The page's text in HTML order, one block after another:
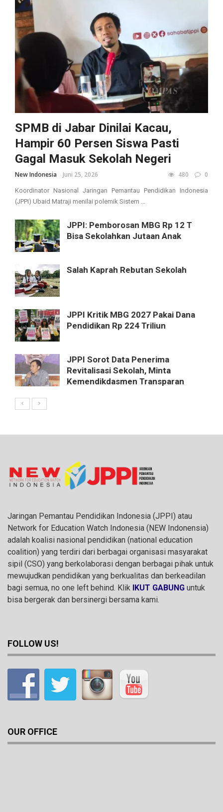
SPMB di Jabar Dinilai Kacau,
Hampir 60 Persen Siswa Pasti
Gagal Masuk Sekolah Negeri
New Indonesia Juni 25, 2026 480 0
Koordinator Nasional Jaringan Pemantau Pendidikan Indonesia
(JPPI) Ubaid Matraji menilai polemik Sistem ...
JPPI: Pemborosan MBG Rp 12 T
Bisa Sekolahkan Jutaan Anak
Salah Kaprah Rebutan Sekolah
JPPI Kritik MBG 2027 Pakai Dana
Pendidikan Rp 224 Triliun
JPPI Sorot Data Penerima
Revitalisasi Sekolah, Minta
Kemendikdasmen Transparan
Jaringan Pemantau Pendidikan Indonesia (JPPI) atau
Network for Education Watch Indonesia (NEW Indonensia)
adalah koalisi nasional pendidikan (national education
coalition) yang terdiri dari berbagai organisasi masyarakat
sipil (CSO) yang berkolaborasi dengan berbagai pihak untuk
mewujudkan pendidikan yang berkualitas dan berkeadilan
bagi semua, no one left behind. Klik IKUT GABUNG untuk
bisa bergerak dan bersinergi bersama kami.
FOLLOW US!
OUR OFFICE